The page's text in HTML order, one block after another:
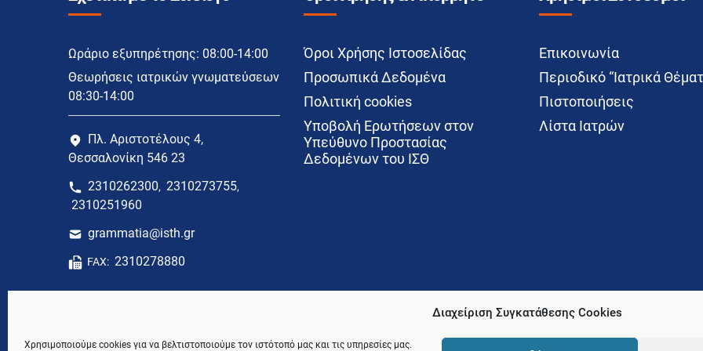
Διαχείριση Συγκατάθεσης Cookies
Χρησιμοποιούμε cookies για να βελτιστοποιούμε τον ιστότοπό μας και τις υπηρεσίες μας.
Ωράριο εξυπηρέτησης: 08:00-14:00
Θεωρήσεις ιατρικών γνωματεύσεων
08:30-14:00
Πλ. Αριστοτέλους 4,
Θεσσαλονίκη 546 23
2310262300, 2310273755,
2310251960
grammatia@isth.gr
FAX: 2310278880
Όροι Χρήσης Ιστοσελίδας
Προσωπικά Δεδομένα
Πολιτική cookies
Υποβολή Ερωτήσεων στον
Υπεύθυνο Προστασίας
Δεδομένων του ΙΣΘ
Επικοινωνία
Περιοδικό “Ιατρικά
Πιστοποιήσεις
Λίστα Ιατρών